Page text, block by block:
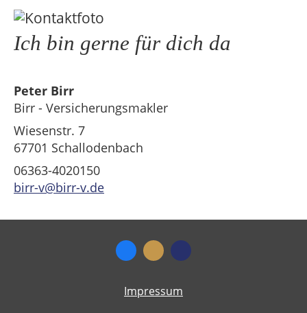
Ich bin gerne für dich da
Peter Birr
Birr - Versicherungsmakler
Wiesenstr. 7
67701 Schallodenbach
06363-4020150
birr-v@birr-v.de
Impressum